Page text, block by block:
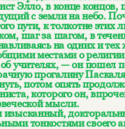
Элло, в конце концов,
с земли на небо.
пути, к толкотне
шаг за шагом, в
на одних и
местами о
учителях, — он пошел
прогалину
потом опять
которого он,
мысли.
изысканный,
тонкостями своего